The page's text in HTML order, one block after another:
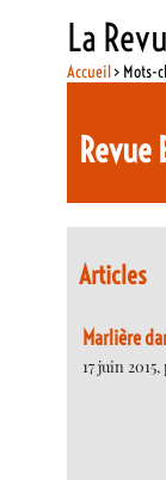
La
Accueil> Mots-
Revue
Articles
Marlière
17 juin